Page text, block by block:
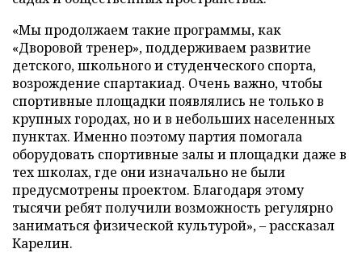
«Мы продолжаем такие программы, как
«Дворовой тренер», поддерживаем развитие
детского, школьного и студенческого спорта,
возрождение спартакиад. Очень важно, чтобы
спортивные площадки появлялись не только в
крупных городах, но и в небольших населенных
пунктах. Именно поэтому партия помогала
оборудовать спортивные залы и площадки даже в
тех школах, где они изначально не были
предусмотрены проектом. Благодаря этому
тысячи ребят получили возможность регулярно
заниматься физической культурой», – рассказал
Карелин.